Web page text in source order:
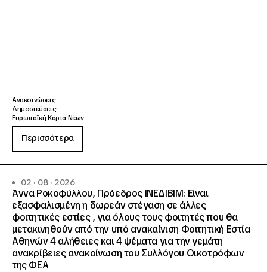
Ανακοινώσεις
Δημοσιεύσεις
Ευρωπαϊκή Κάρτα Νέων
Περισσότερα
02 · 08 · 2026
Άννα Ροκοφύλλου, Πρόεδρος ΙΝΕΔΙΒΙΜ: Είναι
εξασφαλισμένη η δωρεάν στέγαση σε άλλες
φοιτητικές εστίες , για όλους τους φοιτητές που θα
μετακινηθούν από την υπό ανακαίνιση Φοιτητική Εστία
Αθηνών 4 αλήθειες και 4 ψέματα για την γεμάτη
ανακρίβειες ανακοίνωση του Συλλόγου Οικοτρόφων
της ΦΕΑ